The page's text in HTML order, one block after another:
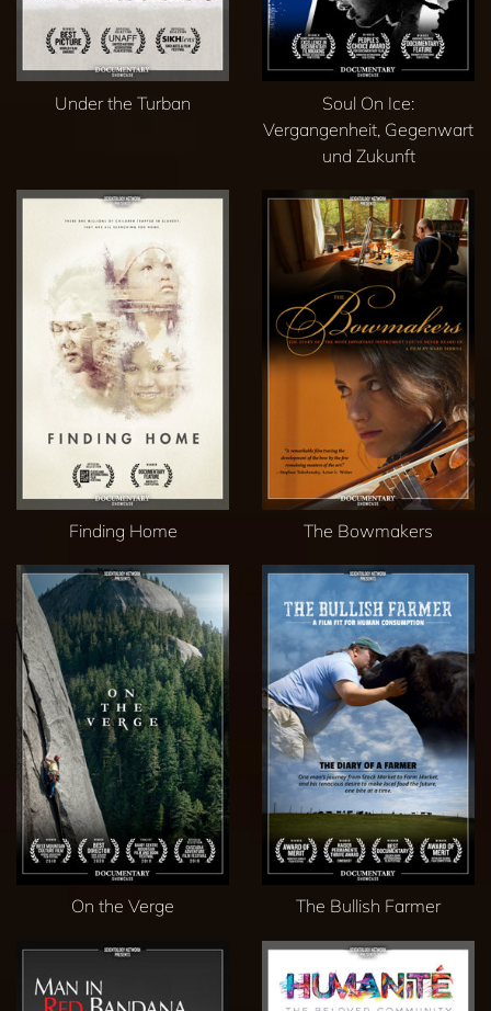
Under the Turban
Soul On Ice:
Vergangenheit, Gegenwart
und Zukunft
Finding Home The Bowmakers
On the Verge The Bullish Farmer